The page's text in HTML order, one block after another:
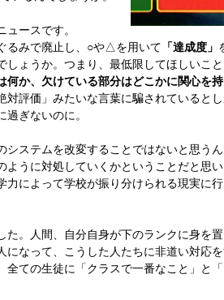
ースです。
るみで廃止し、○や△を用いて 「達成度」
ょうか。つまり、最低限してほしいこ
か、欠けている部分はどこかに関心を持
対評価」みたいな言葉に騙されていると
過ぎないのに。
ステムを改変することではないと思う
うに対処していくかということだと思い
によって学校が振り分けられる現実に
た。人間、自分自身が下のランクに身を
になって、こうした人たちに非道い対応
全ての生徒に「クラスで一番なこと」と